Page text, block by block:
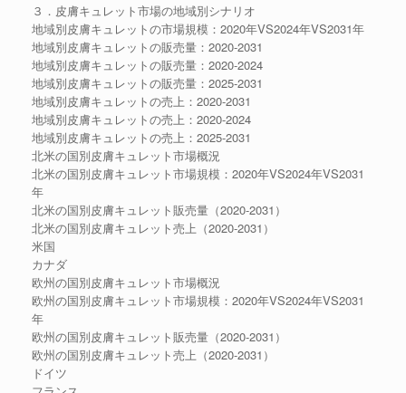
３．皮膚キュレット市場の地域別シナリオ
地域別皮膚キュレットの市場規模：2020年VS2024年VS2031年
地域別皮膚キュレットの販売量：2020-2031
地域別皮膚キュレットの販売量：2020-2024
地域別皮膚キュレットの販売量：2025-2031
地域別皮膚キュレットの売上：2020-2031
地域別皮膚キュレットの売上：2020-2024
地域別皮膚キュレットの売上：2025-2031
北米の国別皮膚キュレット市場概況
北米の国別皮膚キュレット市場規模：2020年VS2024年VS2031
年
北米の国別皮膚キュレット販売量（2020-2031）
北米の国別皮膚キュレット売上（2020-2031）
米国
カナダ
欧州の国別皮膚キュレット市場概況
欧州の国別皮膚キュレット市場規模：2020年VS2024年VS2031
年
欧州の国別皮膚キュレット販売量（2020-2031）
欧州の国別皮膚キュレット売上（2020-2031）
ドイツ